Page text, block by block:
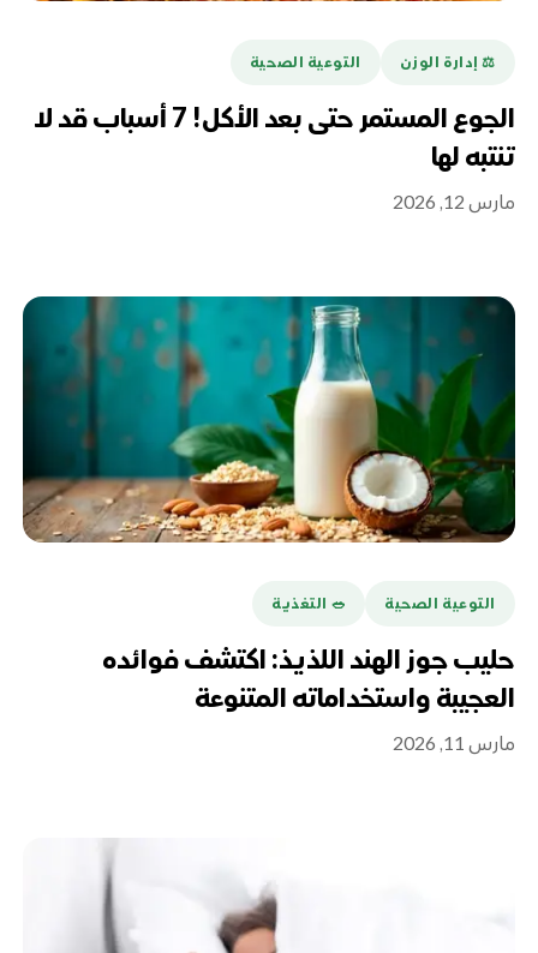
⚖️ إدارة الوزن التوعية الصحية
الجوع المستمر حتى بعد الأكل! 7 أسباب قد لا
تنتبه لها
مارس 12, 2026
التوعية الصحية 🥗 التغذية
حليب جوز الهند اللذيذ: اكتشف فوائده
العجيبة واستخداماته المتنوعة
مارس 11, 2026